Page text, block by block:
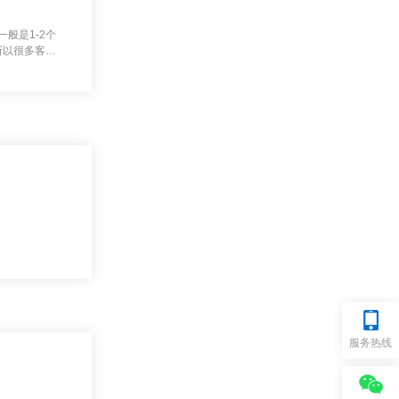
般是1-2个
很多客人
服务热线